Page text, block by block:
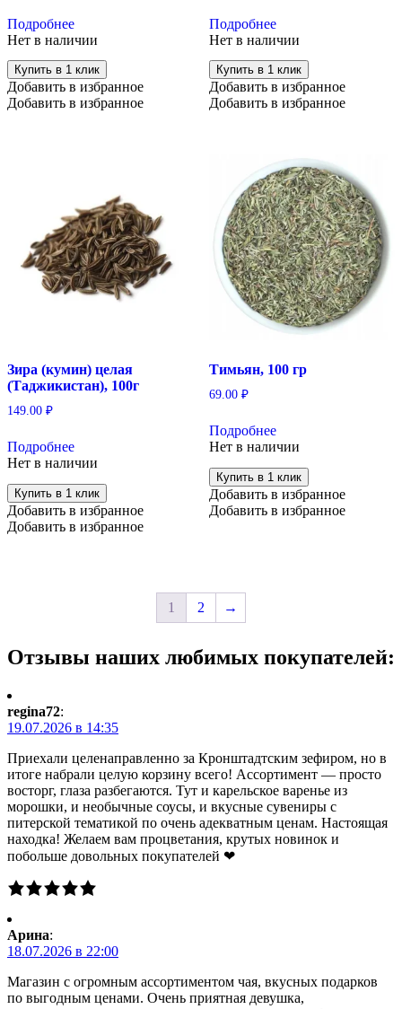
Подробнее
Нет в наличии
Купить в 1 клик
Добавить в избранное
Добавить в избранное
Подробнее
Нет в наличии
Купить в 1 клик
Добавить в избранное
Добавить в избранное
Зира (кумин) целая
(Таджикистан), 100г
149.00 ₽
Подробнее
Нет в наличии
Купить в 1 клик
Добавить в избранное
Добавить в избранное
Тимьян, 100 гр
69.00 ₽
Подробнее
Нет в наличии
Купить в 1 клик
Добавить в избранное
Добавить в избранное
1 2 →
Отзывы наших любимых покупателей:
regina72:
19.07.2026 в 14:35
Приехали целенаправленно за Кронштадтским зефиром, но в
итоге набрали целую корзину всего! Ассортимент — просто
восторг, глаза разбегаются. Тут и карельское варенье из
морошки, и необычные соусы, и вкусные сувениры с
питерской тематикой по очень адекватным ценам. Настоящая
находка! Желаем вам процветания, крутых новинок и
побольше довольных покупателей ❤
Арина:
18.07.2026 в 22:00
Магазин с огромным ассортиментом чая, вкусных подарков
по выгодным ценами. Очень приятная девушка,